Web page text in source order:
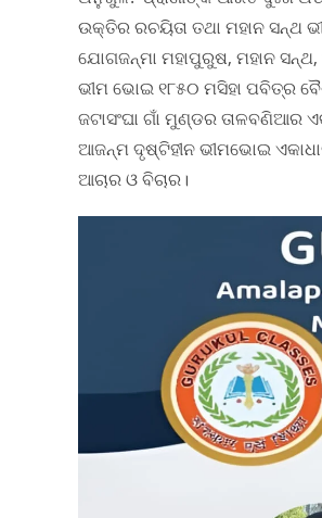
ଉକ୍ତିର ରଚୟିତା ତଥା ମହାନ ସନ୍ଥ
ଯୋଗଜନ୍ମା ମହାପୁରୁଷ, ମହାନ
ଭୀମ ଭୋଇ ୧୮୫୦ ମସିହା ପବିତ୍ର
ଜଟାସଂଘା ଗାଁ ମୁଣ୍ଡର ତାଳବଣିଆର
ଆଜନ୍ମ ଦୃଷ୍ଟିହୀନ ଭୀମଭୋଇ
ଆଚାର ଓ ବିଚାର।